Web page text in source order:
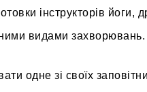
інструкторів йоги,
видами захворювань.
одне зі своїх